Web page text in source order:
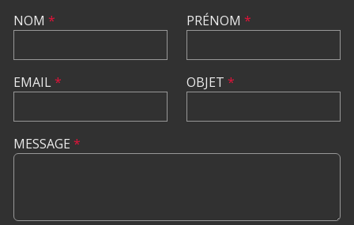
NOM *
EMAIL*
PRÉNOM *
OBJET *
MESSAGE *